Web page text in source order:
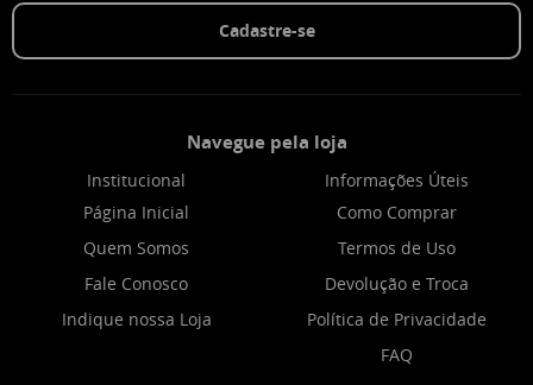
Cadastre-se
Navegue pela loja
Institucional
Página Inicial
Quem Somos
Fale Conosco
Indique nossa Loja
Informações Úteis
Como Comprar
Termos de Uso
Devolução e Troca
Política de Privacidade
FAQ